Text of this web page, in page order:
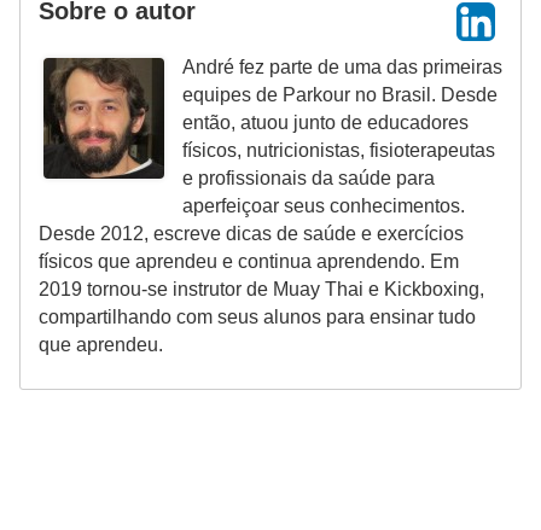
Sobre o autor
André fez parte de uma das primeiras
equipes de Parkour no Brasil. Desde
então, atuou junto de educadores
físicos, nutricionistas, fisioterapeutas
e profissionais da saúde para
aperfeiçoar seus conhecimentos.
Desde 2012, escreve dicas de saúde e exercícios
físicos que aprendeu e continua aprendendo. Em
2019 tornou-se instrutor de Muay Thai e Kickboxing,
compartilhando com seus alunos para ensinar tudo
que aprendeu.